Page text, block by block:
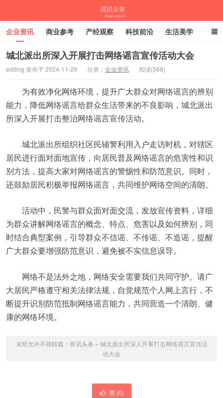
企业资讯 商业参考 产经观察 科技前沿 生活美学
时尚潮流 母婴亲子 专栏
城北派出所深入开展打击网络谣言宣传活动大会
editing 发布于 2024-11-29 分类： 企业资讯 阅读(568)
为有效净化网络环境，提升广大群众对网络谣言的辨别
能力，降低网络谣言给群众生活带来的不良影响，城北派出
所深入开展打击整治网络谣言宣传活动。
城北派出所组织社区民辅警利用入户走访时机，对辖区
居民进行面对面地宣传，向居民普及网络谣言的危害性和识
别方法，提高大家对网络谣言的警惕性和防范意识。同时，
还鼓励居民积极举报网络谣言，共同维护网络空间的清朗。
活动中，民警与群众面对面交流，发放宣传资料，详细
为群众讲解网络谣言的概念、特点、危害以及如何辨别，同
时结合典型案例，引导群众不信谣、不传谣、不造谣，提醒
广大群众要增强防范意识，避免被不实信息误导。
网络不是法外之地，网络安全需要我们共同守护。请广
大居民严格遵守相关法律法规，自觉规范个人网上言行，不
断提升识别防范抵制网络谣言能力，共同营造一个清朗、健
康的网络环境。
未经允许不得转载： 资讯头条 » 城北派出所深入开展打击网络谣言宣传活
动大会
赞 (0)